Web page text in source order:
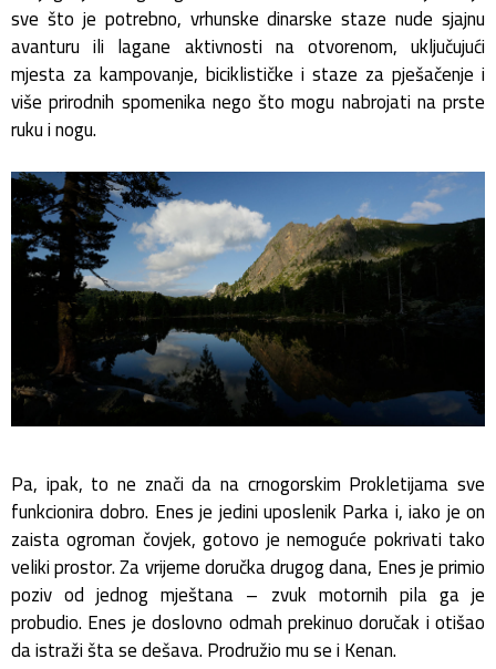
sve što je potrebno, vrhunske dinarske staze nude sjajnu
avanturu ili lagane aktivnosti na otvorenom, uključujući
mjesta za kampovanje, biciklističke i staze za pješačenje i
više prirodnih spomenika nego što mogu nabrojati na prste
ruku i nogu.
Pa, ipak, to ne znači da na crnogorskim Prokletijama sve
funkcionira dobro. Enes je jedini uposlenik Parka i, iako je on
zaista ogroman čovjek, gotovo je nemoguće pokrivati tako
veliki prostor. Za vrijeme doručka drugog dana, Enes je primio
poziv od jednog mještana – zvuk motornih pila ga je
probudio. Enes je doslovno odmah prekinuo doručak i otišao
da istraži šta se dešava. Prodružio mu se i Kenan.